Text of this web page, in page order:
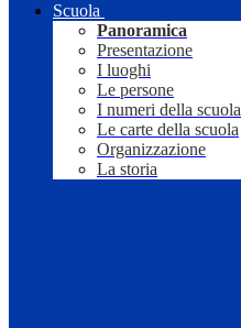
Scuola
Panoramica
Presentazione
I luoghi
Le persone
I numeri della scuola
Le carte della scuola
Organizzazione
La storia